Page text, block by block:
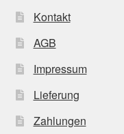
Kontakt
AGB
Impressum
Lieferung
Zahlungen